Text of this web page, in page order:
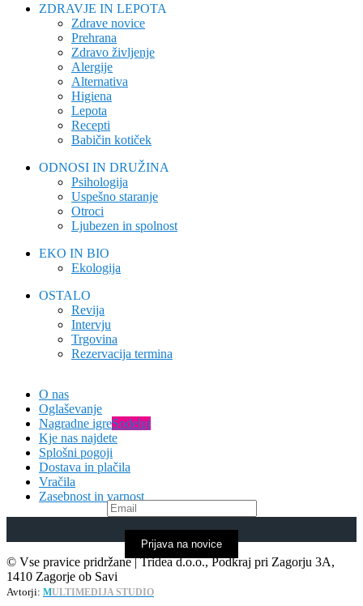
ZDRAVJE IN LEPOTA
Zdrave novice
Prehrana
Zdravo življenje
Alergije
Alternativa
Higiena
Lepota
Recepti
Babičin kotiček
ODNOSI IN DRUŽINA
Psihologija
Uspešno staranje
Otroci
Ljubezen in spolnost
EKO IN BIO
Ekologija
OSTALO
Revija
Intervju
Trgovina
Rezervacija termina
O nas
Oglaševanje
Nagradne igreSodeluj
Kje nas najdete
Splošni pogoji
Dostava in plačila
Vračila
Zasebnost in varnost
Prijava na novice
© Vse pravice pridržane | Tridea d.o.o., Podkraj pri Zagorju 3A,
1410 Zagorje ob Savi
Avtorji: MULTIMEDIJA STUDIO